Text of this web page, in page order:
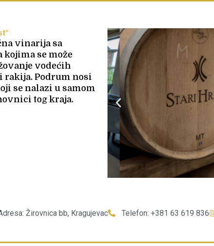
vinarija sa
se može
vodećih
rakija. Podrum nosi
se nalazi u samom
tog kraja.
Žirovnica bb, Kragujevac Telefon: +381 63 619 836